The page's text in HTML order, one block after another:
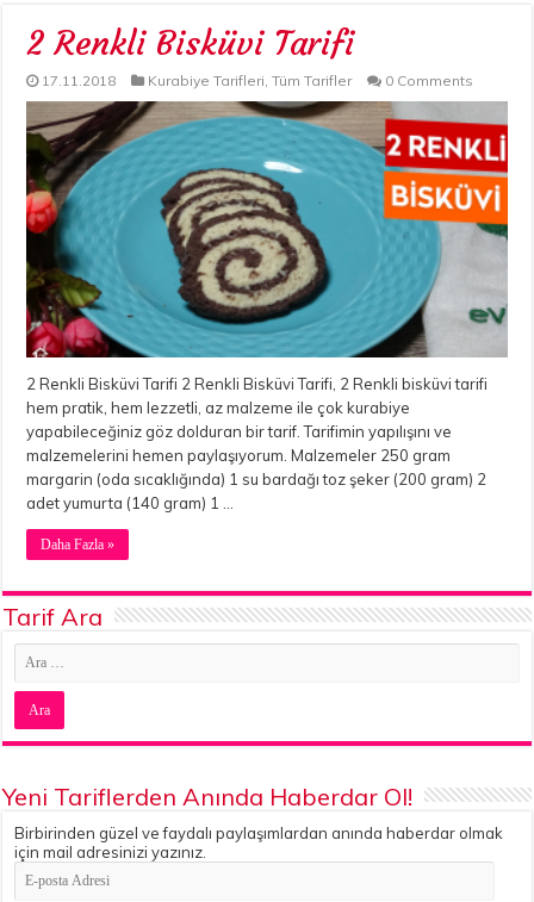
2 Renkli Bisküvi Tarifi
17.11.2018 Kurabiye Tarifleri,Tüm Tarifler 0 Comments
2 Renkli Bisküvi Tarifi 2 Renkli Bisküvi Tarifi, 2 Renkli bisküvi tarifi
hem pratik, hem lezzetli, az malzeme ile çok kurabiye
yapabileceğiniz göz dolduran bir tarif. Tarifimin yapılışını ve
malzemelerini hemen paylaşıyorum. Malzemeler 250 gram
margarin (oda sıcaklığında) 1 su bardağı toz şeker (200 gram) 2
adet yumurta (140 gram) 1 …
Daha Fazla »
Tarif Ara
Yeni Tariflerden Anında Haberdar Ol!
Birbirinden güzel ve faydalı paylaşımlardan anında haberdar olmak
için mail adresinizi yazınız.
E-
posta